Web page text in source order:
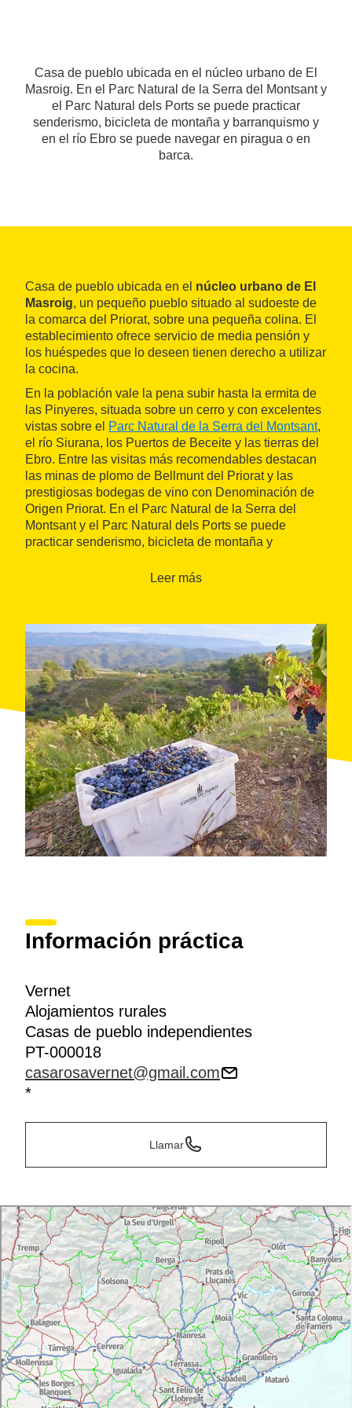
Casa de pueblo ubicada en el núcleo urbano de El
Masroig. En el Parc Natural de la Serra del Montsant y
el Parc Natural dels Ports se puede practicar
senderismo, bicicleta de montaña y barranquismo y
en el río Ebro se puede navegar en piragua o en
barca.
Casa de pueblo ubicada en el núcleo urbano de El
Masroig, un pequeño pueblo situado al sudoeste de
la comarca del Priorat, sobre una pequeña colina. El
establecimiento ofrece servicio de media pensión y
los huéspedes que lo deseen tienen derecho a utilizar
la cocina.
En la población vale la pena subir hasta la ermita de
las Pinyeres, situada sobre un cerro y con excelentes
vistas sobre el Parc Natural de la Serra del Montsant,
el río Siurana, los Puertos de Beceite y las tierras del
Ebro. Entre las visitas más recomendables destacan
las minas de plomo de Bellmunt del Priorat y las
prestigiosas bodegas de vino con Denominación de
Origen Priorat. En el Parc Natural de la Serra del
Montsant y el Parc Natural dels Ports se puede
practicar senderismo, bicicleta de montaña y
Leer más
Información práctica
Vernet
Alojamientos rurales
Casas de pueblo independientes
PT-000018
casarosavernet@gmail.com
*
Llamar